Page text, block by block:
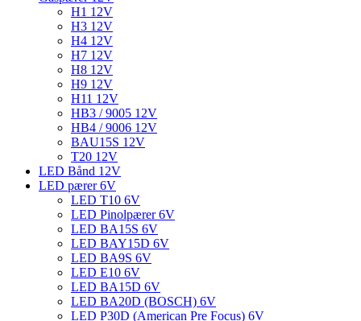
H1 12V
H3 12V
H4 12V
H7 12V
H8 12V
H9 12V
H11 12V
HB3 / 9005 12V
HB4 / 9006 12V
BAU15S 12V
T20 12V
LED Bånd 12V
LED pærer 6V
LED T10 6V
LED Pinolpærer 6V
LED BA15S 6V
LED BAY15D 6V
LED BA9S 6V
LED E10 6V
LED BA15D 6V
LED BA20D (BOSCH) 6V
LED P30D (American Pre Focus) 6V